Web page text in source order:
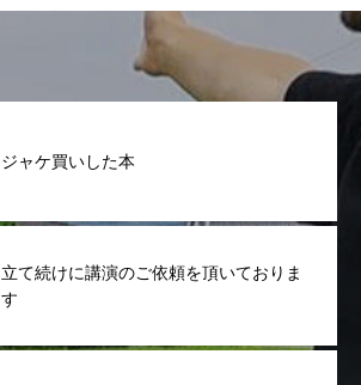
ジャケ買いした本
立て続けに講演のご依頼を頂いておりま
す